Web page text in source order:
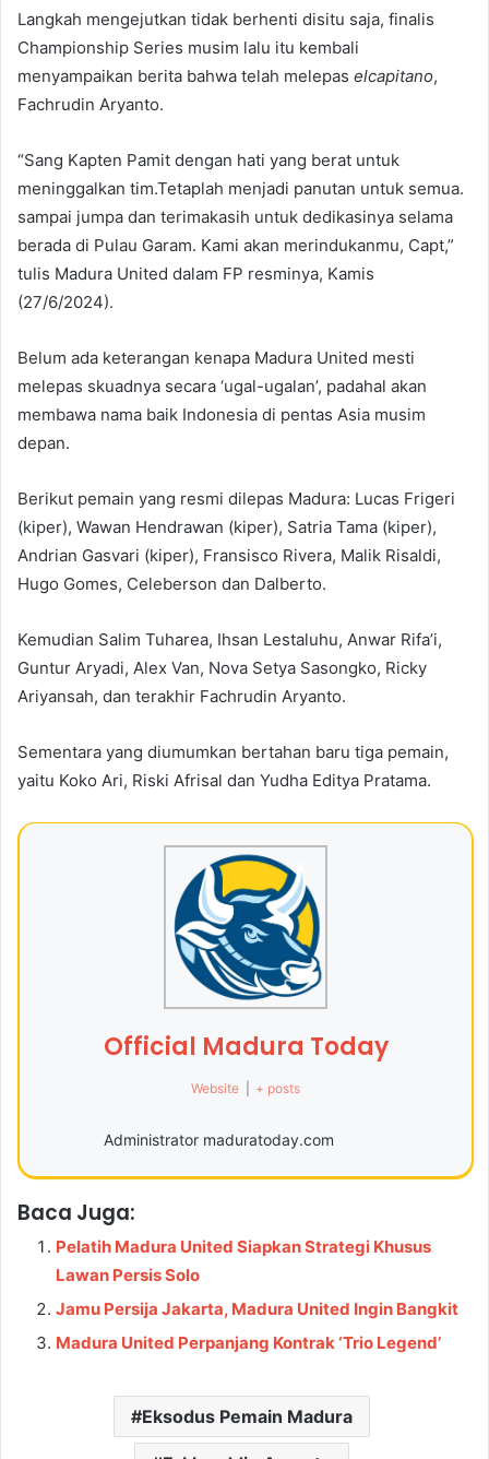
Langkah mengejutkan tidak berhenti disitu saja, finalis
Championship Series musim lalu itu kembali
menyampaikan berita bahwa telah melepas elcapitano,
Fachrudin Aryanto.
“Sang Kapten Pamit dengan hati yang berat untuk
meninggalkan tim.Tetaplah menjadi panutan untuk semua.
sampai jumpa dan terimakasih untuk dedikasinya selama
berada di Pulau Garam. Kami akan merindukanmu, Capt,”
tulis Madura United dalam FP resminya, Kamis
(27/6/2024).
Belum ada keterangan kenapa Madura United mesti
melepas skuadnya secara ‘ugal-ugalan’, padahal akan
membawa nama baik Indonesia di pentas Asia musim
depan.
Berikut pemain yang resmi dilepas Madura: Lucas Frigeri
(kiper), Wawan Hendrawan (kiper), Satria Tama (kiper),
Andrian Gasvari (kiper), Fransisco Rivera, Malik Risaldi,
Hugo Gomes, Celeberson dan Dalberto.
Kemudian Salim Tuharea, Ihsan Lestaluhu, Anwar Rifa’i,
Guntur Aryadi, Alex Van, Nova Setya Sasongko, Ricky
Ariyansah, dan terakhir Fachrudin Aryanto.
Sementara yang diumumkan bertahan baru tiga pemain,
yaitu Koko Ari, Riski Afrisal dan Yudha Editya Pratama.
Official Madura Today
Website + posts
Administrator maduratoday.com
Baca Juga:
Pelatih Madura United Siapkan Strategi Khusus
Lawan Persis Solo
Jamu Persija Jakarta, Madura United Ingin Bangkit
Madura United Perpanjang Kontrak ‘Trio Legend’
Eksodus Pemain Madura